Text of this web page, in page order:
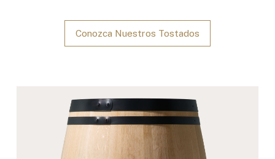
Conozca Nuestros Tostados